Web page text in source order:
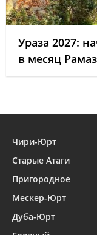
Ураза 2027:
в месяц
Чири-Юрт
Старые Атаги
Пригородное
Мескер-Юрт
Дуба-Юрт